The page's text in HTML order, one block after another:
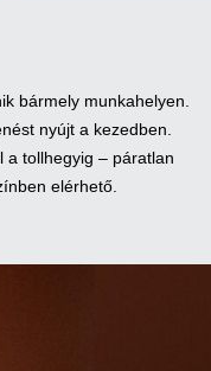
bármely munkahelyen.
nyújt a kezedben.
a tollhegyig – páratlan
elérhető.